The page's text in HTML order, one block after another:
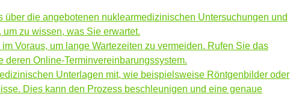
über die angebotenen nuklearmedizinischen Untersuchungen und
zu wissen, was Sie erwartet.
Voraus, um lange Wartezeiten zu vermeiden. Rufen Sie das
deren Online-Terminvereinbarungssystem.
Unterlagen mit, wie beispielsweise Röntgenbilder oder
Dies kann den Prozess beschleunigen und eine genaue